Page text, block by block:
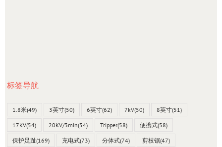
标签导航
1.8米(49) 3英寸(50) 6英寸(62) 7kV(50) 8英寸(51)
17KV(54) 20KV/3min(54) Tripper(58) 便携式(58)
保护足趾(169) 充电式(73) 分体式(74) 剪枝锯(47)